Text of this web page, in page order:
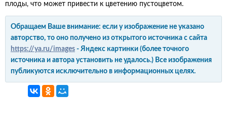
плоды, что может привести к цветению пустоцветом.
Обращаем Ваше внимание: если у изображение не указано
авторство, то оно получено из открытого источника с сайта
https://ya.ru/images - Яндекс картинки (более точного
источника и автора установить не удалось.) Все изображения
публикуются исключительно в информационных целях.